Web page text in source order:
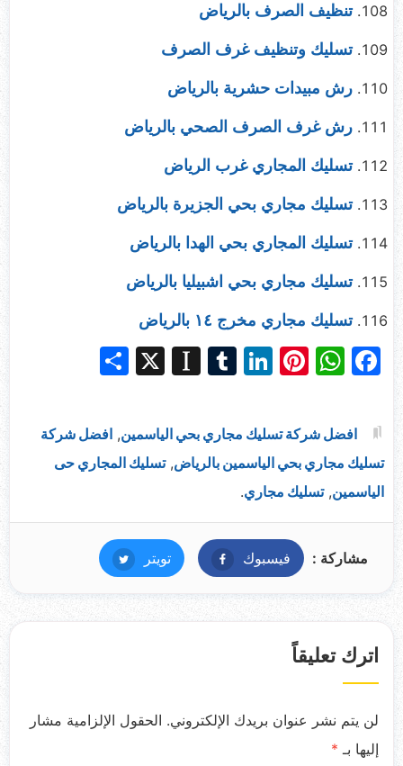
تنظيف الصرف بالرياض
تسليك وتنظيف غرف الصرف
رش مبيدات حشرية بالرياض
رش غرف الصرف الصحي بالرياض
تسليك المجاري غرب الرياض
تسليك مجاري بحي الجزيرة بالرياض
تسليك المجاري بحي الهدا بالرياض
تسليك مجاري بحي اشبيليا بالرياض
تسليك مجاري مخرج ١٤ بالرياض
F
e
b
o
o
k
W
s
A
p
p
Pi
e
st
Li
e
dI
n
T
bl
r
In
p
a
er
X
e
افضل شركة تسليك مجاري بحي الياسمين, افضل شركة
تسليك مجاري بحي الياسمين بالرياض,تسليك المجاري حى
الياسمين,تسليك مجاري.
مشاركة : فيسبوك فيسبوكتويتر تويتر
اترك تعليقاً
لن يتم نشر عنوان بريدك الإلكتروني. الحقول الإلزامية مشار
إليها بـ *